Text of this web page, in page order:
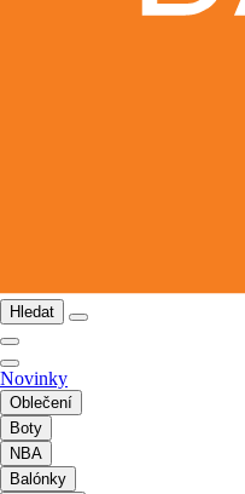
Hledat
Novinky
Oblečení
Boty
NBA
Balónky